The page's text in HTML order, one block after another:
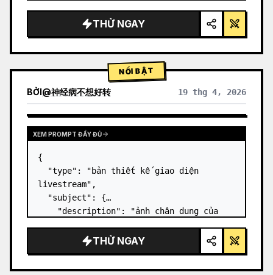
phát sáng",
  "background": "{argument
default=\"gradient tím và xanh dương dịu
nhẹ\"…
THỬ NGAY
NỔI BẬT
BỞI@神经病不想好转 19 thg 4, 2026
XEM PROMPT ĐẦY ĐỦ
{
  "type": "bản thiết kế giao diện
livestream",
  "subject": {
đen có in hình sơ đồ kỹ thuật màu
trắng",
THỬ NGAY